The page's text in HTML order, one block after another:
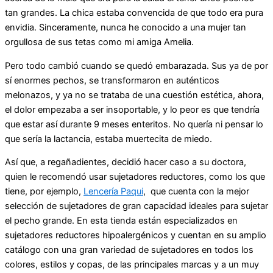
tan grandes. La chica estaba convencida de que todo era pura
envidia. Sinceramente, nunca he conocido a una mujer tan
orgullosa de sus tetas como mi amiga Amelia.
Pero todo cambió cuando se quedó embarazada. Sus ya de por
sí enormes pechos, se transformaron en auténticos
melonazos, y ya no se trataba de una cuestión estética, ahora,
el dolor empezaba a ser insoportable, y lo peor es que tendría
que estar así durante 9 meses enteritos. No quería ni pensar lo
que sería la lactancia, estaba muertecita de miedo.
Así que, a regañadientes, decidió hacer caso a su doctora,
quien le recomendó usar sujetadores reductores, como los que
tiene, por ejemplo, Lencería Paqui, que cuenta con la mejor
selección de sujetadores de gran capacidad ideales para sujetar
el pecho grande. En esta tienda están especializados en
sujetadores reductores hipoalergénicos y cuentan en su amplio
catálogo con una gran variedad de sujetadores en todos los
colores, estilos y copas, de las principales marcas y a un muy